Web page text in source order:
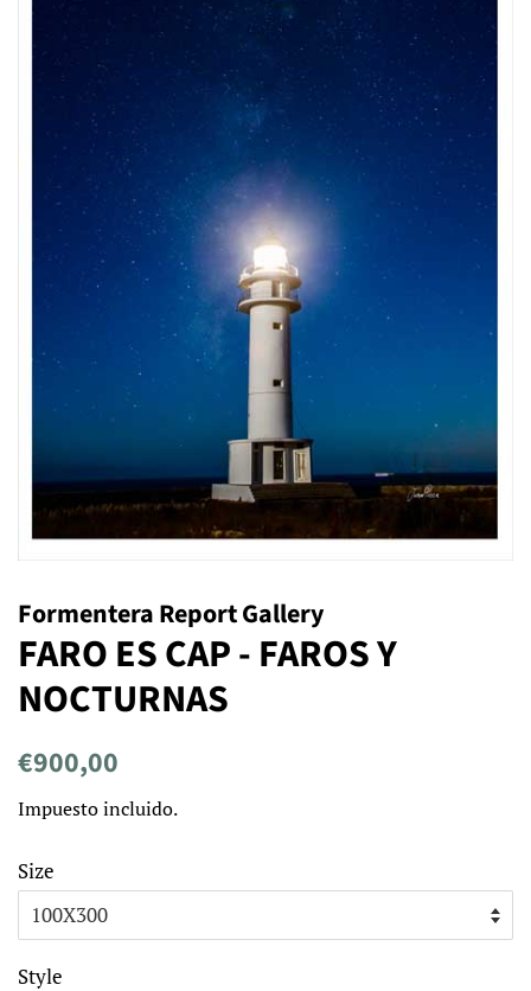
Formentera Report Gallery
FARO ES CAP - FAROS Y
NOCTURNAS
Precio
€900,00
venta
Impuesto incluido.
Size
Style